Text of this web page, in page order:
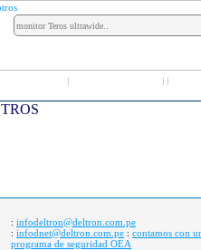
| | |
: infodeltron@deltron.com.pe
: infodnet@deltron.com.pe : contamos con
programa de seguridad OEA